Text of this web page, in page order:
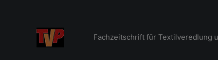
Fachzeitschrift für Textilveredlung